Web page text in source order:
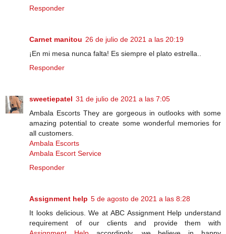
Responder
Carnet manitou 26 de julio de 2021 a las 20:19
¡En mi mesa nunca falta! Es siempre el plato estrella..
Responder
sweetiepatel 31 de julio de 2021 a las 7:05
Ambala Escorts They are gorgeous in outlooks with some
amazing potential to create some wonderful memories for
all customers.
Ambala Escorts
Ambala Escort Service
Responder
Assignment help 5 de agosto de 2021 a las 8:28
It looks delicious. We at ABC Assignment Help understand
requirement of our clients and provide them with